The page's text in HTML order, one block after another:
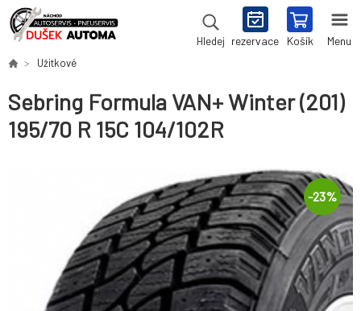
Hledej rezervace Košík Menu
Užitkové
Sebring Formula VAN+ Winter (201)
195/70 R 15C 104/102R
-23%